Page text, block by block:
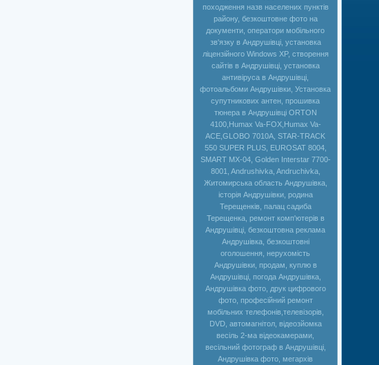
походження назв населених пунктів
району, безкоштовне фото на
документи, оператори мобільного
зв'язку в Андрушівці, установка
ліцензійного Windows XP, створення
сайтів в Андрушівці, установка
антивіруса в Андрушівці,
фотоальбоми Андрушівки, Установка
супутникових антен, прошивка
тюнера в Андрушівці ORTON
4100,Humax Va-FOX,Нumax Va-
ACE,GLOBO 7010A, STAR-TRACK
550 SUPER PLUS, EUROSAT 8004,
SMART MX-04, Golden Interstar 7700-
8001, Andrushivka, Andruchivka,
Житомирська область Андрушівка,
історія Андрушівки, родина
Терещенків, палац садиба
Терещенка, ремонт комп'ютерів в
Андрушівці, безкоштовна реклама
Андрушівка, безкоштовні
оголошення, нерухомість
Андрушівки, продам, куплю в
Андрушівці, погода Андрушівка,
Андрушівка фото, друк цифрового
фото, професійний ремонт
мобільних телефонів,телевізорів,
DVD, автомагнітол, відеозйомка
весіль 2-ма відеокамерами,
весільний фотограф в Андрушівці,
Андрушівка фото, мегархів